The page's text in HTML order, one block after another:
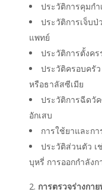
ประวัติการคุมก
ประวัติการเจ็บป่
แพทย์
ประวัติการตั้งค
ประวัติครอบครั
หรือธาลัสซีเมีย
ประวัติการฉีดวั
อักเสบ
การใช้ยาและกา
ประวัติส่วนตัว
บุหรี่ การออกกำลัง
การตรวจร่างกา